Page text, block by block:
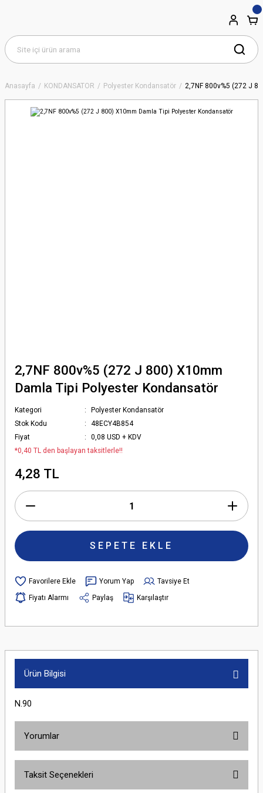
Anasayfa KONDANSATÖR Polyester Kondansatör 2,7NF 800v%5 (272 J
2,7NF 800v%5 (272 J 800) X10mm
Damla Tipi Polyester Kondansatör
Kategori
Polyester Kondansatör
Stok Kodu
48ECY4B854
Fiyat
0,08 USD + KDV
*0,40 TL den başlayan taksitlerle!!
4,28 TL
SEPETE EKLE
Yorum Yap
Tavsiye Et
Fiyatı Alarmı
Paylaş Karşılaştır
Ürün Bilgisi
N.90
Yorumlar
Taksit Seçenekleri